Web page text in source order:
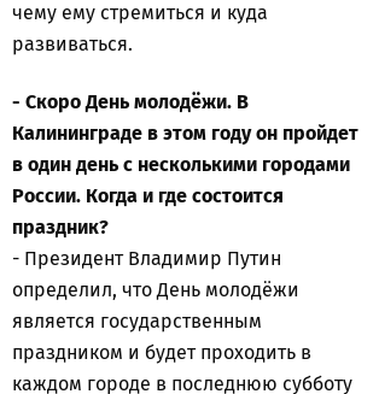
чему ему стремиться и куда
развиваться.
- Скоро День молодёжи. В
Калининграде в этом году он пройдет
в один день с несколькими городами
России. Когда и где состоится
праздник?
- Президент Владимир Путин
определил, что День молодёжи
является государственным
праздником и будет проходить в
каждом городе в последнюю субботу